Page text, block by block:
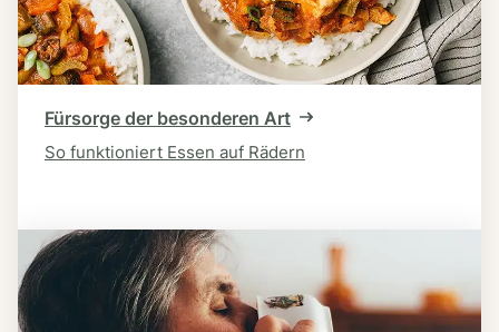
Fürsorge der besonderen Art
So funktioniert Essen auf Rädern